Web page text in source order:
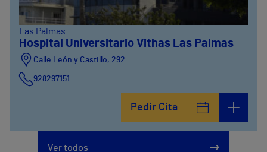
Las Palmas
Hospital Universitario Vithas Las Palmas
Calle León y Castillo, 292
928297151
Pedir Cita
Ver todos